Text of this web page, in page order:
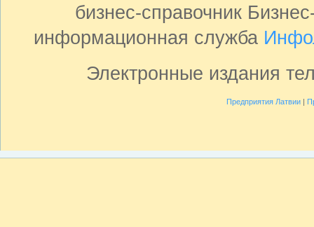
бизнес-справочник
информационная служба
Электронные издания
Предприятия Латвии|